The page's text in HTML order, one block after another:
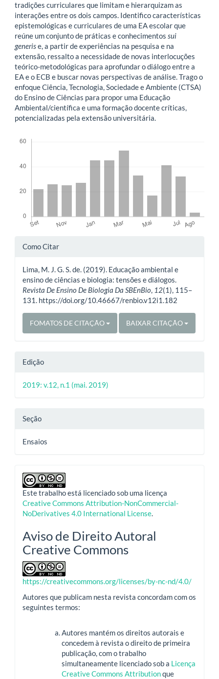
tradições curriculares que limitam e hierarquizam as
interações entre os dois campos. Identifico características
epistemológicas e curriculares de uma EA escolar que
reúne um conjunto de práticas e conhecimentos sui
generise, a partir de experiências na pesquisa e na
extensão, ressalto a necessidade de novas interlocuções
teórico-metodológicas para aprofundar o diálogo entre a
EA e o ECB e buscar novas perspectivas de análise. Trago o
enfoque Ciência, Tecnologia, Sociedade e Ambiente (CTSA)
do Ensino de Ciências para propor uma Educação
Ambiental/científica e uma formação docente críticas,
potencializadas pela extensão universitária.
Detalhes
artigo
Como Citar
Lima, M. J. G. S. de. (2019). Educação ambiental e
ensino de ciências e biologia: tensões e diálogos.
Revista De Ensino De Biologia Da SBEnBio, 12(1), 115–
131. https://doi.org/10.46667/renbio.v12i1.182
FOMATOS DE CITAÇÃO BAIXAR CITAÇÃO
Edição
2019: v.12, n.1 (mai. 2019)
Seção
Ensaios
Este trabalho está licenciado sob uma licença
Creative Commons Attribution-NonCommercial-
NoDerivatives 4.0 International License.
Aviso de Direito Autoral
Creative Commons
https://creativecommons.org/licenses/by-nc-nd/4.0/
Autores que publicam nesta revista concordam com os
seguintes termos:
Autores mantém os direitos autorais e
concedem à revista o direito de primeira
publicação, com o trabalho
simultaneamente licenciado sob a Licença
Creative Commons Attributionque